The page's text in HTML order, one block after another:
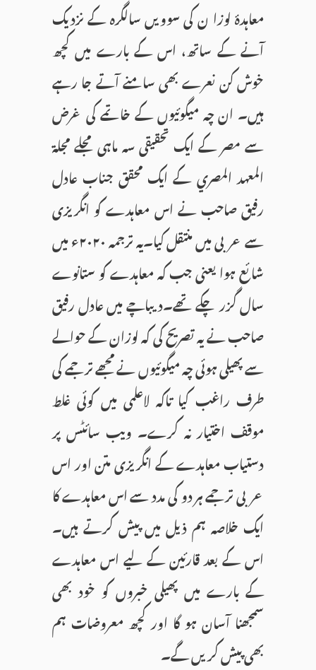
معاہدۂ لوزا ن کی سوویں سالگرہ کے نزدیک
آنے کے ساتھ، اس کے بارے میں کچھ
خوش کن نعرے بھی سامنے آتے جا رہے
ہیں۔ ان چہ میگوئیوں کے خاتمے کی غرض
سے مصر کے ایک تحقیقی سہ ماہی مجلے مجلة
المعهد المصري کے ایک محقق جناب عادل
رفیق صاحب نے اس معاہدے کو انگریزی
سے عربی میں منتقل کیا۔یہ ترجمہ ۲۰۲۰ء میں
شائع ہوا یعنی جب کہ معاہدے کو ستانوے
سال گزر چکے تھے۔دیباچے میں عادل رفیق
صاحب نے یہ تصریح کی کہ لوزان کے حوالے
سے پھیلی ہوئی چہ میگوئیوں نے مجھے ترجمے کی
طرف راغب کیا تاکہ لاعلمی میں کوئی غلط
موقف اختیار نہ کرے۔ ویب سائٹس پر
دستیاب معاہدے کے انگریزی متن اور اس
عربی ترجمے ہر دو کی مدد سے اس معاہدے کا
ایک خلاصہ ہم ذیل میں پیش کرتے ہیں۔
اس کے بعد قارئین کے لیے اس معاہدے
کے بارے میں پھیلی خبروں کو خود بھی
سمجھنا آسان ہو گا اور کچھ معروضات ہم
بھی پیش کریں گے۔